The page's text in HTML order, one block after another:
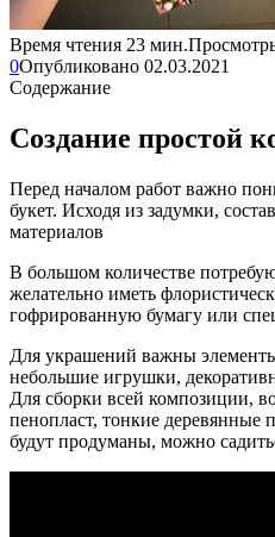
Время чтения 23 мин.
0Опубликовано 02.03.2021
Содержание
Создание простой
Перед началом работ важно
букет. Исходя из задумки,
материалов
В большом количестве
желательно иметь
гофрированную бумагу или
Для украшений важны
небольшие игрушки,
Для сборки всей композиции,
пенопласт, тонкие деревянные
будут продуманы, можно